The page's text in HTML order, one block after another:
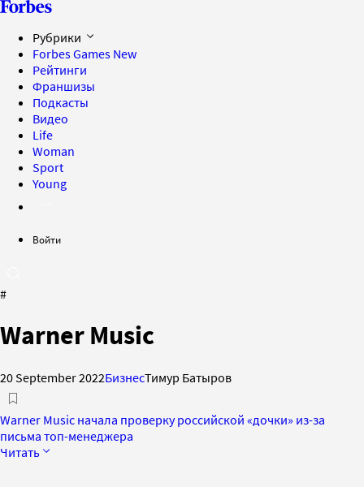
Рубрики
Forbes Games New
Рейтинги
Франшизы
Подкасты
Видео
Life
Woman
Sport
Young
Войти
#
Warner Music
20 September 2022БизнесТимур Батыров
Warner Music начала проверку российской «дочки» из-за
письма топ-менеджера
Читать